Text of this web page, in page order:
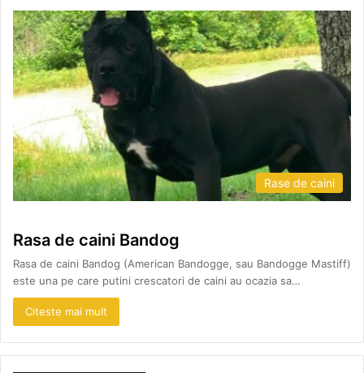
Rase de caini
Rasa de caini Bandog
Rasa de caini Bandog (American Bandogge, sau Bandogge Mastiff)
este una pe care putini crescatori de caini au ocazia sa…
Citeste mai mult